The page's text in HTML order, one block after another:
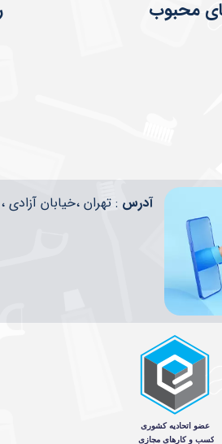
محبوب
​​آدرس : تهران ،خیابان آزادی ،